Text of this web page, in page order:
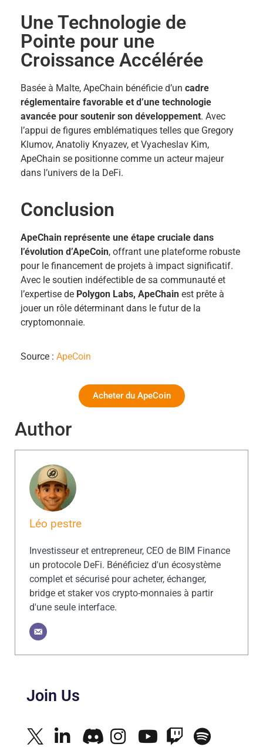
Une Technologie de
Pointe pour une
Croissance Accélérée
Basée à Malte, ApeChain bénéficie d’un cadre
réglementaire favorable et d’une technologie
avancée pour soutenir son développement. Avec
l’appui de figures emblématiques telles que Gregory
Klumov, Anatoliy Knyazev, et Vyacheslav Kim,
ApeChain se positionne comme un acteur majeur
dans l’univers de la DeFi.
Conclusion
ApeChain représente une étape cruciale dans
l’évolution d’ApeCoin, offrant une plateforme robuste
pour le financement de projets à impact significatif.
Avec le soutien indéfectible de sa communauté et
l’expertise de Polygon Labs, ApeChain est prête à
jouer un rôle déterminant dans le futur de la
cryptomonnaie.
Source : ApeCoin
Acheter du ApeCoin
Author
Léo pestre
Investisseur et entrepreneur, CEO de BIM Finance
un protocole DeFi. Bénéficiez d'un écosystème
complet et sécurisé pour acheter, échanger,
bridge et staker vos crypto-monnaies à partir
d'une seule interface.
Join Us